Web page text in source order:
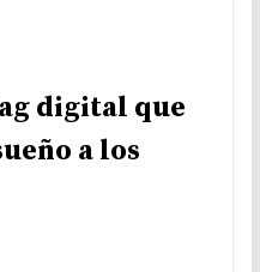
digital que
a los